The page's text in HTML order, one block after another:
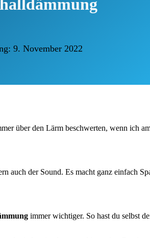
9. November 2022
über den Lärm beschwerten, wenn ich
auch der Sound. Es macht ganz einfach
immer wichtiger. So hast du selbst